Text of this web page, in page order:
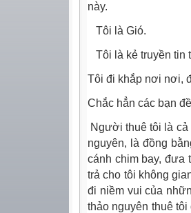
này.
Tôi là Gió.
Tôi là kẻ truyền tin
Tôi đi khắp nơi nơi,
Chắc hẳn các bạn
Người thuê tôi là cả
nguyên, là đồng
cánh chim bay, đưa
trả cho tôi không
đi niềm vui của
thảo nguyên thuê